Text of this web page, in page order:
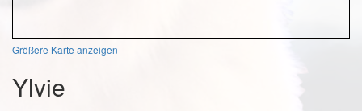
Größere Karte anzeigen
Ylvie